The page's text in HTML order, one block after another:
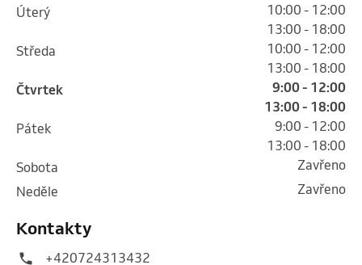
úterý
10:00 - 12:00
13:00 - 18:00
středa
10:00 - 12:00
13:00 - 18:00
čtvrtek
9:00 - 12:00
13:00 - 18:00
pátek
9:00 - 12:00
13:00 - 18:00
sobota
Zavřeno
neděle
Zavřeno
Kontakty
+420724313432